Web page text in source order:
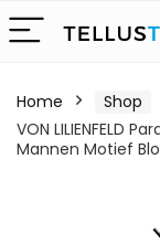
Home Shop
VON LILIENFELD
Mannen Motief